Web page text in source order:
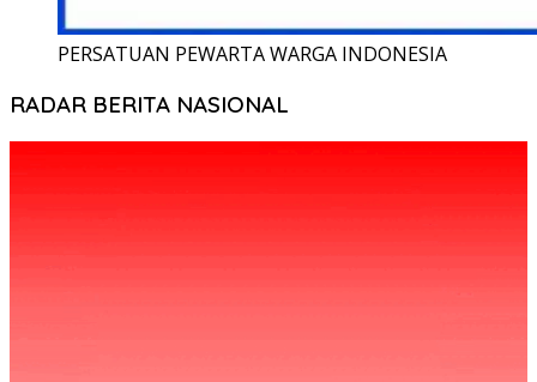
PERSATUAN PEWARTA WARGA INDONESIA
RADAR BERITA NASIONAL